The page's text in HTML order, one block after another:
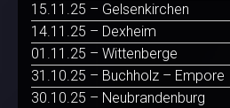
15.11.25 – Gelsenkirchen
14.11.25 – Dexheim
01.11.25 – Wittenberge
31.10.25 – Buchholz – Empore
30.10.25 – Neubrandenburg